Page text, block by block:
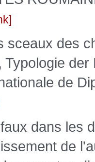
sceaux des
Typologie
de
dans les
de